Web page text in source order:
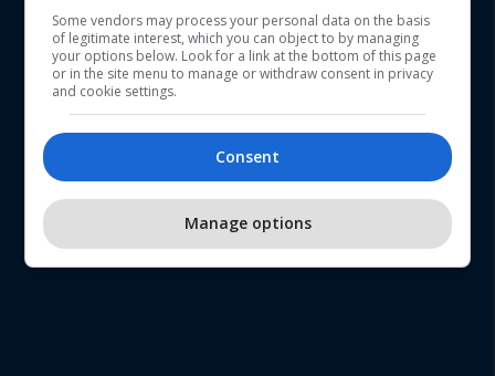
Some vendors may process your personal data on the basis
of legitimate interest, which you can object to by managing
your options below. Look for a link at the bottom of this page
or in the site menu to manage or withdraw consent in privacy
and cookie settings.
Consent
Manage options